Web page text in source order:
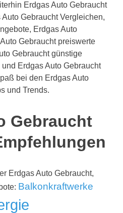
Erdgas Auto Gebraucht
Gebraucht Vergleichen,
Erdgas Auto
Gebraucht preiswerte
Gebraucht günstige
Erdgas Auto Gebraucht
bei den Erdgas Auto
und Trends.
Gebraucht
Erdgas Auto Gebraucht,
Balkonkraftwerke